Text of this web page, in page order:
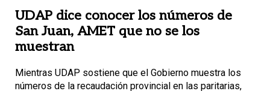
UDAP dice conocer los números de
San Juan, AMET que no se los
muestran
Mientras UDAP sostiene que el Gobierno muestra los
números de la recaudación provincial en las paritarias,